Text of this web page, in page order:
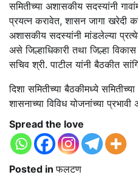
समितीच्या अशासकीय सदस्यांनी
प्रयत्न करावेत, शासन जागा खरेदी
अशासकीय सदस्यांनी मांडलेल्या
असे जिल्हाधिकारी तथा जिल्हा
सचिव श्री. पाटील यांनी बैठकीत
दिशा समितीच्या बैठकीमध्ये
शासनाच्या विविध योजनांच्या
Spread the love
Posted inफलटण